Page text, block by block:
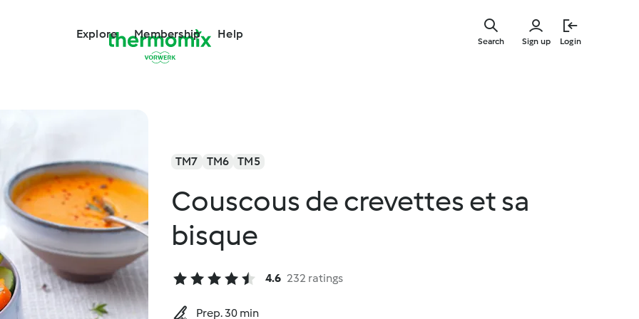
Explore Membership Help
Sign up Login
Search
TM7 TM6 TM5
Couscous de crevettes et sa
bisque
4.6 232 ratings
Prep. 30 min